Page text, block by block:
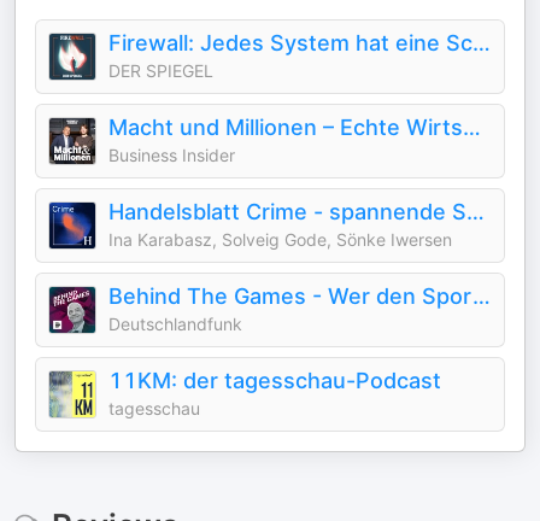
Firewall: Jedes System hat eine Schwachstelle
DER SPIEGEL
Macht und Millionen – Echte Wirtschaftskrimis
Business Insider
Handelsblatt Crime - spannende Streitfälle der deutschen Wirtschaft
Ina Karabasz, Solveig Gode, Sönke Iwersen
Behind The Games - Wer den Sport kontrolliert
Deutschlandfunk
11KM: der tagesschau-Podcast
tagesschau